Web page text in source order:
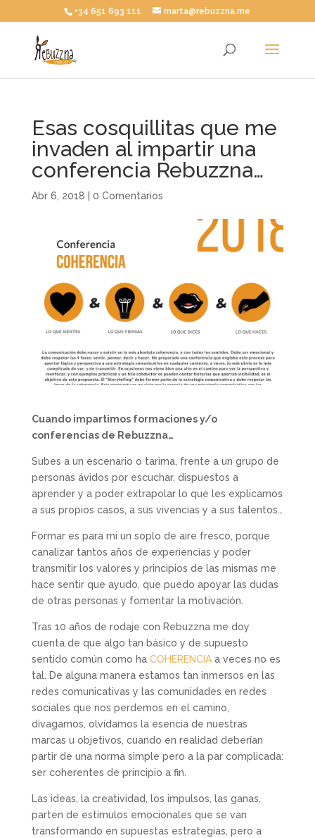
+34 651 693 111 marta@rebuzzna.me
Esas cosquillitas que me
invaden al impartir una
conferencia Rebuzzna…
Abr 6, 2018 0 Comentarios
Cuando impartimos formaciones y/o
conferencias de Rebuzzna…
Subes a un escenario o tarima, frente a un grupo de
personas ávidos por escuchar, dispuestos a
aprender y a poder extrapolar lo que les explicamos
a sus propios casos, a sus vivencias y a sus talentos…
Formar es para mi un soplo de aire fresco, porque
canalizar tantos años de experiencias y poder
transmitir los valores y principios de las mismas me
hace sentir que ayudo, que puedo apoyar las dudas
de otras personas y fomentar la motivación.
Tras 10 años de rodaje con Rebuzzna me doy
cuenta de que algo tan básico y de supuesto
sentido común como ha COHERENCIAa veces no es
tal. De alguna manera estamos tan inmersos en las
redes comunicativas y las comunidades en redes
sociales que nos perdemos en el camino,
divagamos, olvidamos la esencia de nuestras
marcas u objetivos, cuando en realidad deberían
partir de una norma simple pero a la par complicada:
ser coherentes de principio a fin.
Las ideas, la creatividad, los impulsos, las ganas,
parten de estímulos emocionales que se van
transformando en supuestas estrategias, pero a